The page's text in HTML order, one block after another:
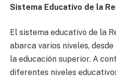
Sistema Educativo de la
El sistema educativo de la
abarca varios niveles,
la educación superior. A
diferentes niveles